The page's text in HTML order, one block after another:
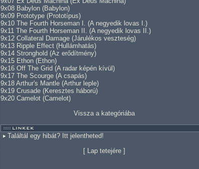
9x08 Babylon (Babylon)
9x09 Prototype (Prototípus)
9x10 The Fourth Horseman I. (A negyedik lovas I.)
9x11 The Fourth Horseman II. (A negyedik lovas II.)
9x12 Collateral Damage (Járulékos veszteség)
9x13 Ripple Effect (Hullámhatás)
9x14 Stronghold (Az erődítmény)
9x15 Ethon (Ethon)
9x16 Off The Grid (A radar képén kívül)
9x17 The Scourge (A csapás)
9x18 Arthur's Mantle (Arthur leple)
9x19 Crusade (Keresztes háború)
9x20 Camelot (Camelot)
Vissza a kategóriába
Találtál egy hibát? Itt jelentheted!
[ Lap tetejére]